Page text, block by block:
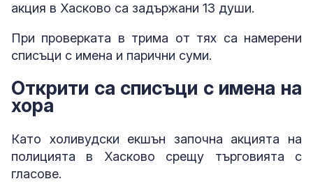
акция в Хасково са задържани 13 души.
При проверката в трима от тях са намерени
списъци с имена и парични суми.
Открити са списъци с имена на
хора
Като холивудски екшън започна акцията на
полицията в Хасково срещу търговията с
гласове.